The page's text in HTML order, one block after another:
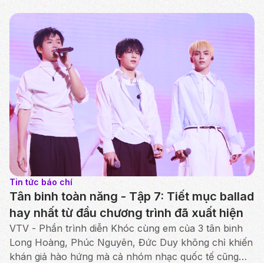
Tin tức báo chí
Tân binh toàn năng - Tập 7: Tiết mục ballad
hay nhất từ đầu chương trình đã xuất hiện
VTV - Phần trình diễn Khóc cùng em của 3 tân binh
Long Hoàng, Phúc Nguyên, Đức Duy không chỉ khiến
khán giả hào hứng mà cả nhóm nhạc quốc tế cũng